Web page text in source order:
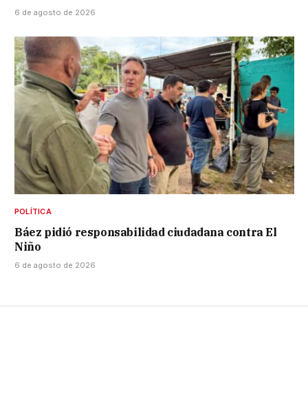
6 de agosto de 2026
POLÍTICA
Báez pidió responsabilidad ciudadana contra El
Niño
6 de agosto de 2026